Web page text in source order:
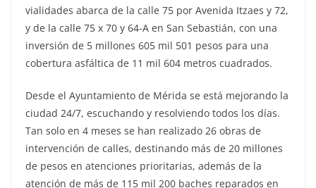
vialidades abarca de la calle 75 por Avenida Itzaes y 72,
y de la calle 75 x 70 y 64-A en San Sebastián, con una
inversión de 5 millones 605 mil 501 pesos para una
cobertura asfáltica de 11 mil 604 metros cuadrados.
Desde el Ayuntamiento de Mérida se está mejorando la
ciudad 24/7, escuchando y resolviendo todos los días.
Tan solo en 4 meses se han realizado 26 obras de
intervención de calles, destinando más de 20 millones
de pesos en atenciones prioritarias, además de la
atención de más de 115 mil 200 baches reparados en